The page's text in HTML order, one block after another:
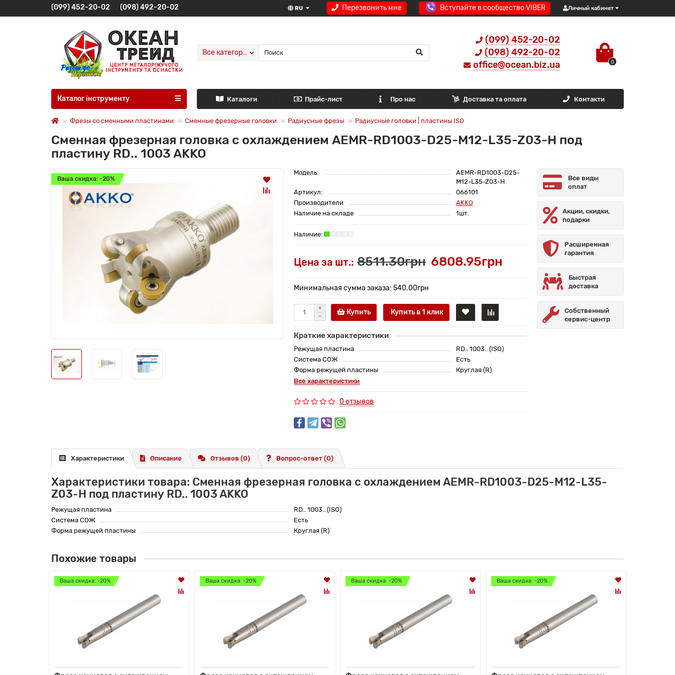
Перезвонить мне Вступайте в сообщество VIBER Личный кабинет
RU
(099) 452-20-02 (098) 492-20-02
(099) 452-20-02
(098) 492-20-02
office@ocean.biz.ua
0
Все категории
Каталог інструменту Каталоги Прайс-лист Про нас Доставка та оплата Контакти
Фрезы со сменными пластинами Сменные фрезерные головки Радиусные фрезы Радиусные головки | пластины ISO
Сменная фрезерная головка с охлаждением AEMR-RD1003-D25-M12-L35-Z03-H под
пластину RD.. 1003 AKKO
Ваша скидка: -20%
Модель:
AEMR-RD1003-D25-
M12-L35-Z03-H
Артикул:
066101
Производители
AKKO
Наличие на складе
1шт.
Цена за шт.: 8511.30грн 6808.95грн
Минимальная сумма заказа: 540.00грн
Купить Купить в 1 клик
Краткие характеристики
Режущая пластина
RD.. 1003.. (ISO)
Система СОЖ
Есть
Форма режущей пластины
Круглая (R)
Все характеристики
0 отзывов
Все виды
оплат
Акции, скидки,
подарки
Расширенная
гарантия
Быстрая
доставка
Собственный
сервис-центр
Характеристики Описание Отзывов (0) Вопрос-ответ (0)
Характеристики товара: Сменная фрезерная головка с охлаждением AEMR-RD1003-D25-M12-L35-
Z03-H под пластину RD.. 1003 AKKO
Режущая пластина
RD.. 1003.. (ISO)
Система СОЖ
Есть
Форма режущей пластины
Круглая (R)
Похожие товары
Ваша скидка: -20% Ваша скидка: -20% Ваша скидка: -20% Ваша скидка: -20%